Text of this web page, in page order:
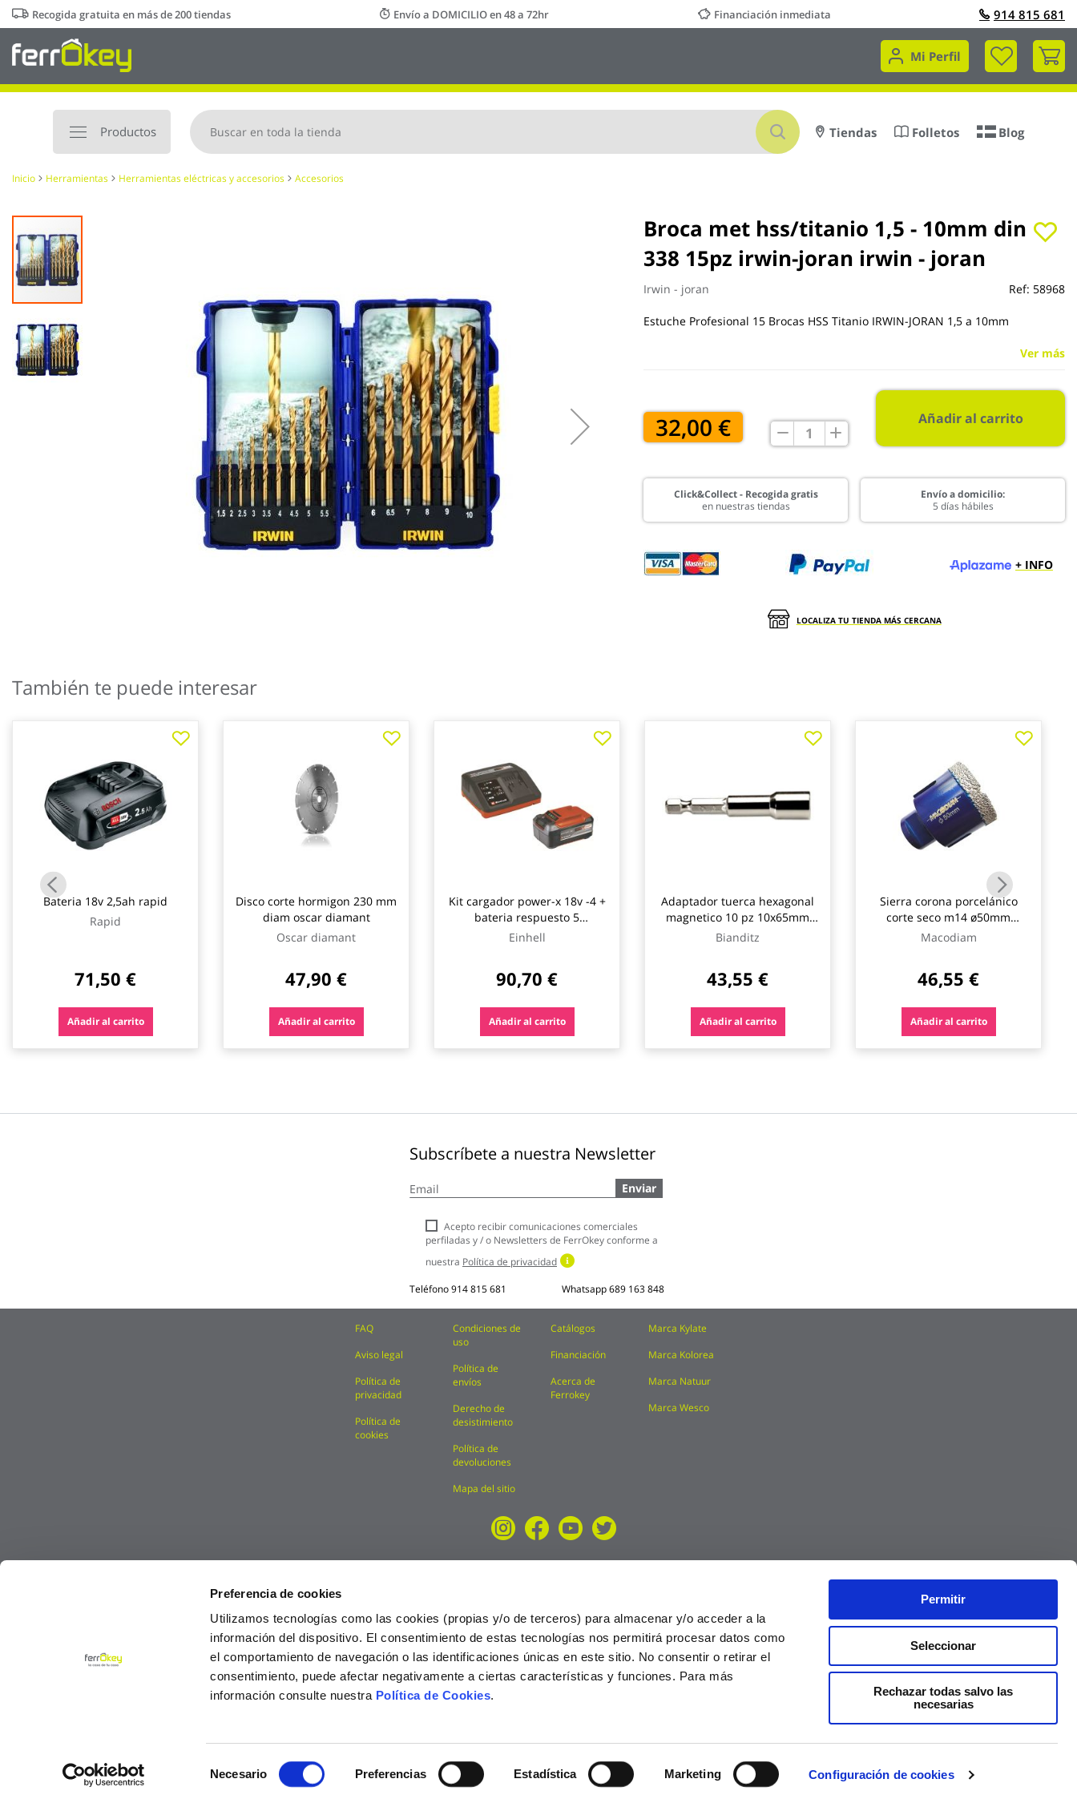
Preferencia de cookies
Utilizamos tecnologías como las cookies (propias y/o de terceros) para almacenar y/o acceder a la
información del dispositivo. El consentimiento de estas tecnologías nos permitirá procesar datos como
el comportamiento de navegación o las identificaciones únicas en este sitio. No consentir o retirar el
consentimiento, puede afectar negativamente a ciertas características y funciones. Para más
información consulte nuestra Política de Cookies.
Necesario Preferencias Estadística Marketing Configuración de cookies
Permitir
Seleccionar
Rechazar todas salvo las
necesarias
Ir
al
contenido
Recogida gratuita en más de 200 tiendas Envío a DOMICILIO en 48 a 72hr Financiación inmediata 914 815 681
Mi Perfil
Mi
Productos
Buscar
Tiendas Folletos Blog
Inicio Herramientas Herramientas eléctricas y accesorios Accesorios
Broca met hss/titanio 1,5 - 10mm din
338 15pz irwin-joran irwin - joran
Irwin - joran Ref: 58968
Estuche Profesional 15 Brocas HSS Titanio IRWIN-JORAN 1,5 a 10mm
Ver más
32,00 € Añadir al carrito
Click&Collect - Recogida gratis
en nuestras tiendas
Envío a domicilio:
5 días hábiles
+ INFO
LOCALIZA TU TIENDA MÁS CERCANA
Saltar
al
final
de
la
galería
imágenes
comienzo
de
También te puede interesar
Bateria 18v 2,5ah rapid
Rapid
71,50 €
Añadir al carrito
Disco corte hormigon 230 mm
diam oscar diamant
Oscar diamant
47,90 €
Añadir al carrito
Kit cargador power-x 18v -4 +
bateria respuesto 5
desbrozadora einhell
Einhell
90,70 €
Añadir al carrito
Adaptador tuerca hexagonal
magnetico 10 pz 10x65mm
bianditz
Bianditz
43,55 €
Añadir al carrito
Sierra corona porcelánico
corte seco m14 ø50mm
macodiam
Macodiam
46,55 €
Añadir al carrito
Subscríbete a nuestra Newsletter
a
boletín
noticias:
Enviar
Acepto recibir comunicaciones comerciales
perfiladas y / o Newsletters de FerrOkey conforme a
nuestra Política de privacidad
Teléfono914 815 681 Whatsapp689 163 848
FAQ
Aviso legal
Política de
privacidad
Política de
cookies
Condiciones de
uso
Política de
envíos
Derecho de
desistimiento
Política de
devoluciones
Mapa del sitio
Catálogos
Financiación
Acerca de
Ferrokey
Marca Kylate
Marca Kolorea
Marca Natuur
Marca Wesco
© Ferrokey todos los derechos reservados 2025 Precios válidos solo en la web, no en tienda